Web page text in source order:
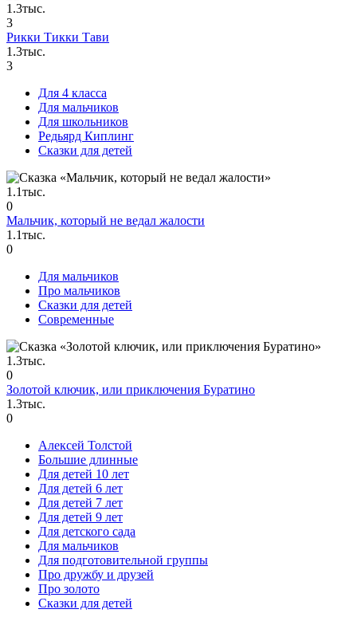
1.3тыс.
3
Рикки Тикки Тави
1.3тыс.
3
Для 4 класса
Для мальчиков
Для школьников
Редьярд Киплинг
Сказки для детей
1.1тыс.
0
Мальчик, который не ведал жалости
1.1тыс.
0
Для мальчиков
Про мальчиков
Сказки для детей
Современные
1.3тыс.
0
Золотой ключик, или приключения Буратино
1.3тыс.
0
Алексей Толстой
Большие длинные
Для детей 10 лет
Для детей 6 лет
Для детей 7 лет
Для детей 9 лет
Для детского сада
Для мальчиков
Для подготовительной группы
Про дружбу и друзей
Про золото
Сказки для детей